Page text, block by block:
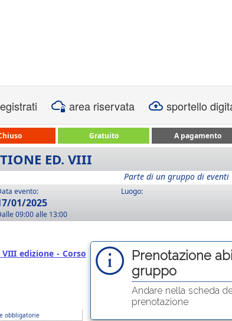
area riservata sportello
Gratuito A pagamento
ED. VIII
Parte di un gruppo di eventi
evento:
01/2025
09:00 alle 13:00
Luogo:
edizione - Corso
obbligatorie
Prenotazione
gruppo
Andare nella scheda
prenotazione